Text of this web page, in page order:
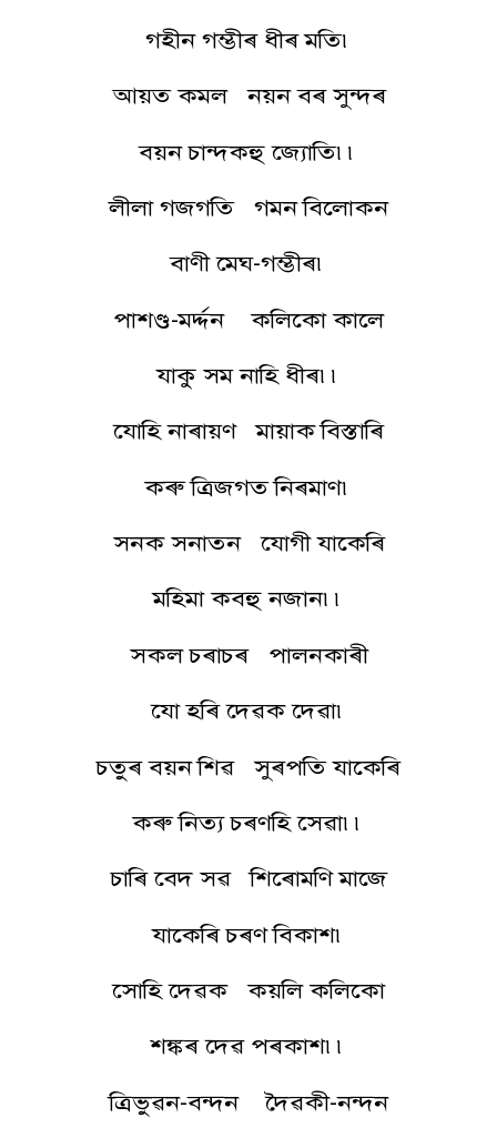
গহীন গম্ভীৰ ধীৰ মতি৷
আয়ত কমল নয়ন বৰ সুন্দৰ
বয়ন চান্দকহু জ্যোতি৷৷
লীলা গজগতি গমন বিলোকন
বাণী মেঘ-গম্ভীৰ৷
পাশণ্ড-মৰ্দ্দন কলিকো কালে
যাকু সম নাহি ধীৰ৷৷
যোহি নাৰায়ণ মায়াক বিস্তাৰি
কৰু ত্ৰিজগত নিৰমাণ৷
সনক সনাতন যোগী যাকেৰি
মহিমা কবহু নজান৷৷
সকল চৰাচৰ পালনকাৰী
যো হৰি দেৱক দেৱা৷
চতুৰ বয়ন শিৱ সুৰপতি যাকেৰি
কৰু নিত্য চৰণহি সেৱা৷৷
চাৰি বেদ সৱ শিৰোমণি মাজে
যাকেৰি চৰণ বিকাশ৷
সোহি দেৱক কয়লি কলিকো
শঙ্কৰ দেৱ পৰকাশ৷৷
ত্ৰিভুৱন-বন্দন দৈৱকী-নন্দন